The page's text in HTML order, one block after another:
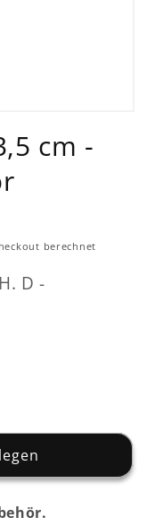
cm -
berechnet
D -